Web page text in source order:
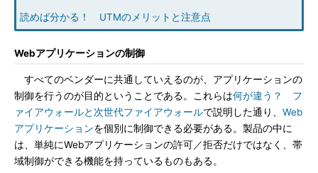
読めば分かる！ UTMのメリットと注意点
Webアプリケーションの制御
すべてのベンダーに共通していえるのが、アプリケーションの
制御を行うのが目的ということである。これらは何が違う？ フ
ァイアウォールと次世代ファイアウォールで説明した通り、 Web
アプリケーションを個別に制御できる必要がある。製品の中に
は、単純にWebアプリケーションの許可／拒否だけではなく、帯
域制御ができる機能を持っているものもある。